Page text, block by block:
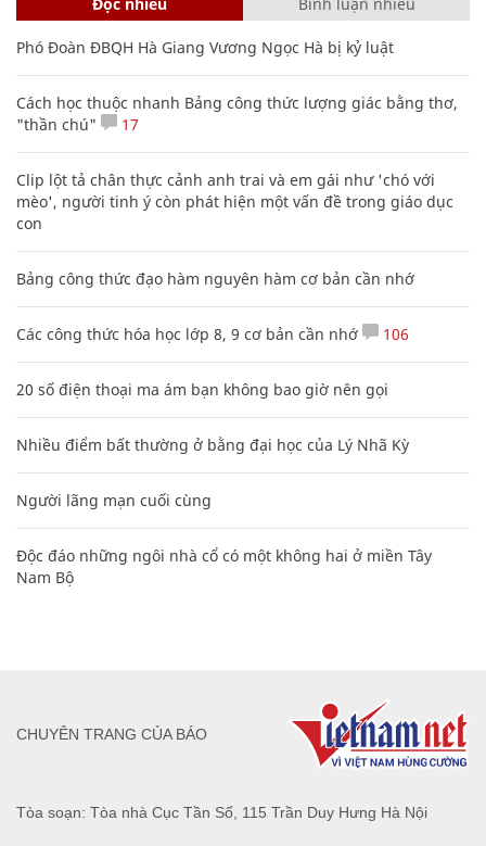
Phó Đoàn ĐBQH Hà Giang Vương Ngọc Hà bị kỷ luật
Cách học thuộc nhanh Bảng công thức lượng giác bằng thơ,
"thần chú"
17
Clip lột tả chân thực cảnh anh trai và em gái như 'chó với
mèo', người tinh ý còn phát hiện một vấn đề trong giáo dục
con
Bảng công thức đạo hàm nguyên hàm cơ bản cần nhớ
Các công thức hóa học lớp 8, 9 cơ bản cần nhớ 106
20 số điện thoại ma ám bạn không bao giờ nên gọi
Nhiều điểm bất thường ở bằng đại học của Lý Nhã Kỳ
Người lãng mạn cuối cùng
Độc đáo những ngôi nhà cổ có một không hai ở miền Tây
Nam Bộ
Tòa soạn: Tòa nhà Cục Tần Số, 115 Trần Duy Hưng Hà Nội
CHUYÊN TRANG CỦA BÁO